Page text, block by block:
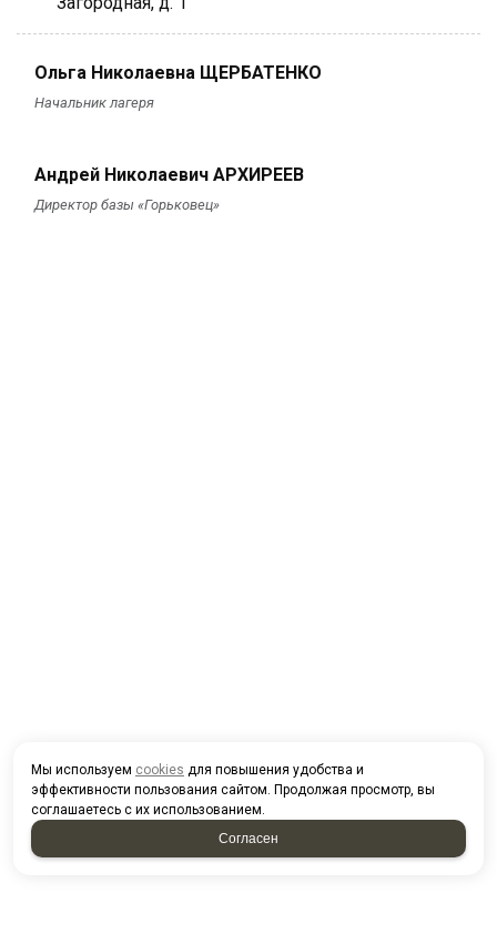
Ольга Николаевна ЩЕРБАТЕНКО
Начальник лагеря
Андрей Николаевич АРХИРЕЕВ
Директор базы «Горьковец»
Мы используем cookies для повышения удобства и
эффективности пользования сайтом. Продолжая просмотр, вы
соглашаетесь с их использованием.
Согласен